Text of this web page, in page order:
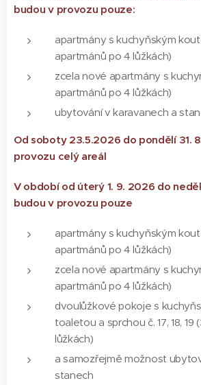
budou v provozu pouze:
apartmány s kuchyňským
apartmánů po 4 lůžkách)
zcela nové apartmány s
apartmánů po 4 lůžkách)
ubytování v karavanech a
Od soboty 23.5.2026 do pondělí 31.
provozu celý areál
V období od úterý 1. 9. 2026 do
budou v provozu pouze
apartmány s kuchyňským
apartmánů po 4 lůžkách)
zcela nové apartmány s
apartmánů po 4 lůžkách)
dvoulůžkové pokoje s
toaletou a sprchou č. 17, 18, 19
lůžkách)
a samozřejmě možnost
stanech